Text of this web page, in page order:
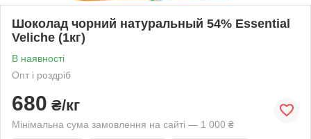
Шоколад чорний натуральный 54% Essential
Veliche (1кг)
В наявності
Опт і роздріб
680 ₴/кг
Мінімальна сума замовлення на сайті — 1 000 ₴